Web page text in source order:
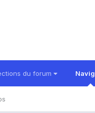
du forum